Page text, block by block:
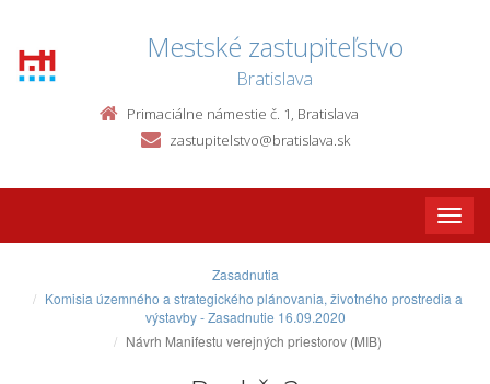
Mestské zastupiteľstvo
Bratislava
Primaciálne námestie č. 1, Bratislava
zastupitelstvo@bratislava.sk
Toggle
Zasadnutia
Komisia územného a strategického plánovania, životného prostredia a
výstavby - Zasadnutie 16.09.2020
Návrh Manifestu verejných priestorov (MIB)